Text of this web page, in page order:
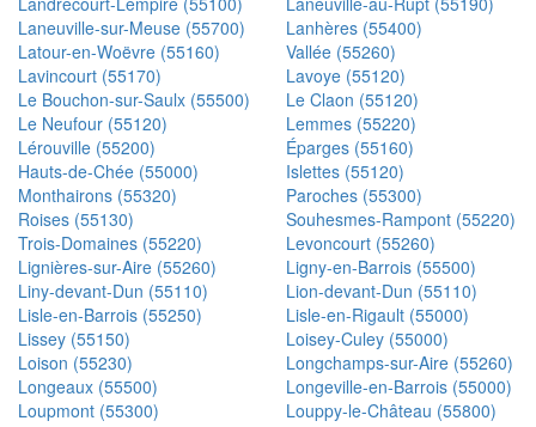
Laneuville-sur-Meuse (55700)
Lanhères (55400)
Latour-en-Woëvre (55160)
Vallée (55260)
Lavincourt (55170)
Lavoye (55120)
Le Bouchon-sur-Saulx (55500)
Le Claon (55120)
Le Neufour (55120)
Lemmes (55220)
Lérouville (55200)
Éparges (55160)
Hauts-de-Chée (55000)
Islettes (55120)
Monthairons (55320)
Paroches (55300)
Roises (55130)
Souhesmes-Rampont (55220)
Trois-Domaines (55220)
Levoncourt (55260)
Lignières-sur-Aire (55260)
Ligny-en-Barrois (55500)
Liny-devant-Dun (55110)
Lion-devant-Dun (55110)
Lisle-en-Barrois (55250)
Lisle-en-Rigault (55000)
Lissey (55150)
Loisey-Culey (55000)
Loison (55230)
Longchamps-sur-Aire (55260)
Longeaux (55500)
Longeville-en-Barrois (55000)
Loupmont (55300)
Louppy-le-Château (55800)